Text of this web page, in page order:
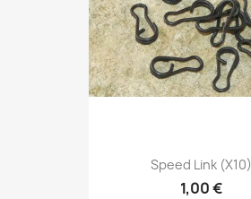
Speed Link (x10)
1,00 €